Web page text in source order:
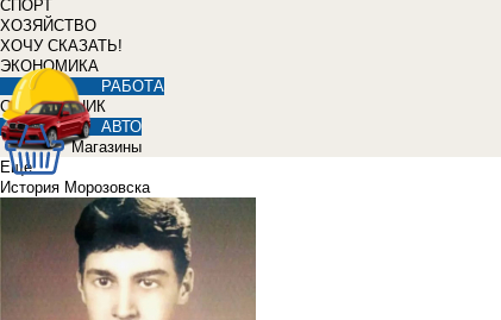
СПОРТ
ХОЗЯЙСТВО
ХОЧУ СКАЗАТЬ!
ЭКОНОМИКА
РАБОТА
СПРАВОЧНИК
АВТО
Магазины
Еще
История Морозовска